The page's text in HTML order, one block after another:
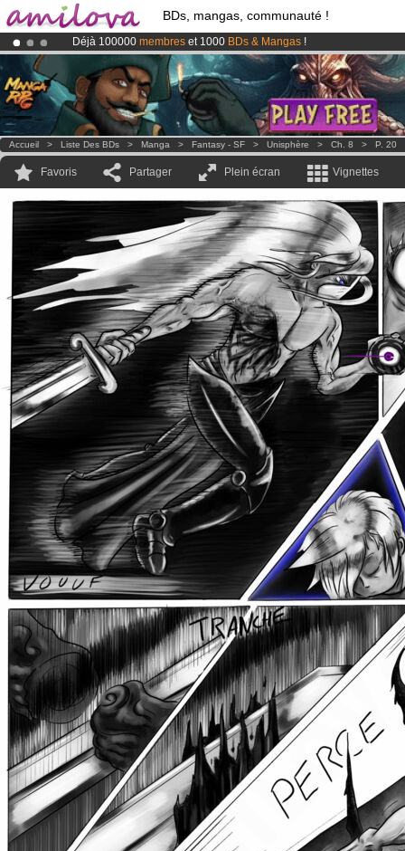
BDs, mangas, communauté !
Déjà 100000 membres et 1000 BDs & Mangas !
Abonnement premium: à partir de3.95 eurospar mois !Clique ici
LeKickstarter Amilova est désormais lancé
Accueil > Liste Des BDs > Manga > Fantasy - SF > Unisphère > Ch. 8 > P. 20
Favoris Partager Plein écran Vignettes